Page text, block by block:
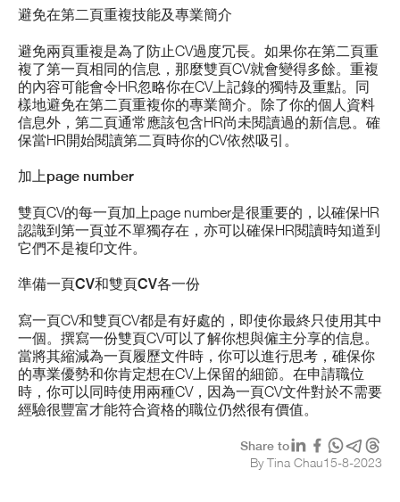
避免在第二頁重複技能及專業簡介
避免兩頁重複是為了防止CV過度冗長。如果你在第二頁重
複了第一頁相同的信息，那麼雙頁CV就會變得多餘。重複
的內容可能會令HR忽略你在CV上記錄的獨特及重點。同
樣地避免在第二頁重複你的專業簡介。除了你的個人資料
信息外，第二頁通常應該包含HR尚未閱讀過的新信息。確
保當HR開始閱讀第二頁時你的CV依然吸引。
加上page number
雙頁CV的每一頁加上page number是很重要的，以確保HR
認識到第一頁並不單獨存在，亦可以確保HR閱讀時知道到
它們不是複印文件。
準備一頁CV和雙頁CV各一份
寫一頁CV和雙頁CV都是有好處的，即使你最終只使用其中
一個。撰寫一份雙頁CV可以了解你想與僱主分享的信息。
當將其縮減為一頁履歷文件時，你可以進行思考，碓保你
的專業優勢和你肯定想在CV上保留的細節。在申請職位
時，你可以同時使用兩種CV，因為一頁CV文件對於不需要
經驗很豐富才能符合資格的職位仍然很有價值。
Share to
By Tina Chau15-8-2023